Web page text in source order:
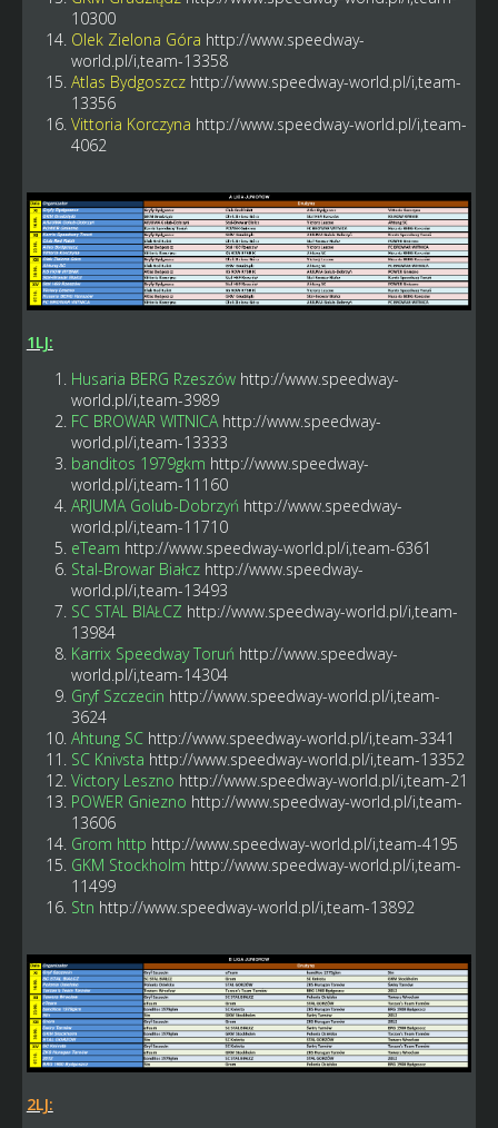
10300
Olek Zielona Góra http://www.speedway-
world.pl/i,team-13358
Atlas Bydgoszcz http://www.speedway-world.pl/i,team-
13356
Vittoria Korczyna http://www.speedway-world.pl/i,team-
4062
1LJ:
Husaria BERG Rzeszów http://www.speedway-
world.pl/i,team-3989
FC BROWAR WITNICA http://www.speedway-
world.pl/i,team-13333
banditos 1979gkm http://www.speedway-
world.pl/i,team-11160
ARJUMA Golub-Dobrzyń http://www.speedway-
world.pl/i,team-11710
eTeam http://www.speedway-world.pl/i,team-6361
Stal-Browar Białcz http://www.speedway-
world.pl/i,team-13493
SC STAL BIAŁCZ http://www.speedway-world.pl/i,team-
13984
Karrix Speedway Toruń http://www.speedway-
world.pl/i,team-14304
Gryf Szczecin http://www.speedway-world.pl/i,team-
3624
Ahtung SC http://www.speedway-world.pl/i,team-3341
SC Knivsta http://www.speedway-world.pl/i,team-13352
Victory Leszno http://www.speedway-world.pl/i,team-21
POWER Gniezno http://www.speedway-world.pl/i,team-
13606
Grom http http://www.speedway-world.pl/i,team-4195
GKM Stockholm http://www.speedway-world.pl/i,team-
11499
Stn http://www.speedway-world.pl/i,team-13892
2LJ: